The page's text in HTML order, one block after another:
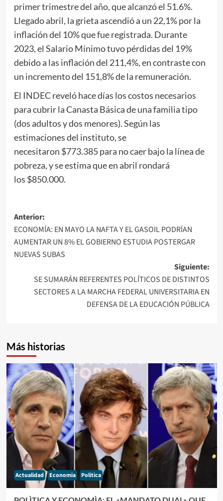
primer trimestre del año, que alcanzó el 51.6%.
Llegado abril, la grieta ascendió a un 22,1% por la
inflación del 10% que fue registrada. Durante
2023, el Salario Mínimo tuvo pérdidas del 19%
debido a las inflación del 211,4%, en contraste con
un incremento del 151,8% de la remuneración.
El INDEC reveló hace días los costos necesarios
para cubrir la Canasta Básica de una familia tipo
(dos adultos y dos menores). Según las
estimaciones del instituto, se
necesitaron $773.385 para no caer bajo la línea de
pobreza, y se estima que en abril rondará
los $850.000.
Navegación
de
entradas
Anterior:
ECONOMÍA: EN MAYO LA NAFTA Y EL GASOIL PODRÍAN
AUMENTAR UN 8% EL GOBIERNO ESTUDIA POSTERGAR
NUEVAS SUBAS
Siguiente:
SE SUMARÁN REFERENTES POLÍTICOS DE DISTINTOS
SECTORES A LA MARCHA FEDERAL UNIVERSITARIA EN
DEFENSA DE LA EDUCACIÓN PÚBLICA
Más historias
Actualidad Economia Politica